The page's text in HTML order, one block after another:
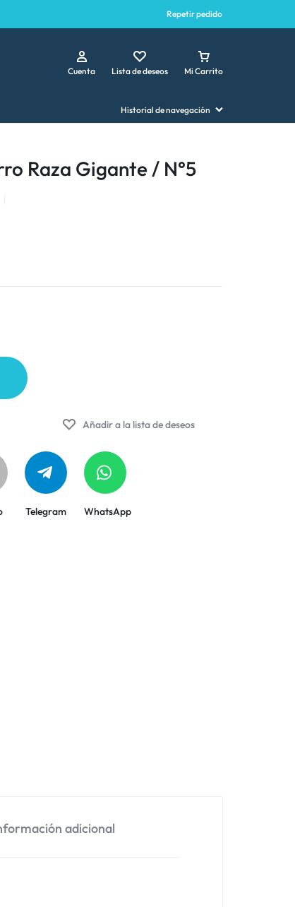
Repetir pedido
Cuenta Lista de deseos Mi Carrito
Historial de navegación
Raza Gigante / N°5
Añadir a la lista de deseos
Telegram WhatsApp
adicional